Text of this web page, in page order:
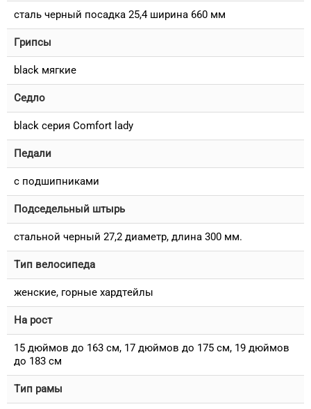
сталь черный посадка 25,4 ширина 660 мм
Грипсы
black мягкие
Седло
black серия Comfort lady
Педали
с подшипниками
Подседельный штырь
стальной черный 27,2 диаметр, длина 300 мм.
Тип велосипеда
женские, горные хардтейлы
На рост
15 дюймов до 163 см, 17 дюймов до 175 см, 19 дюймов
до 183 см
Тип рамы